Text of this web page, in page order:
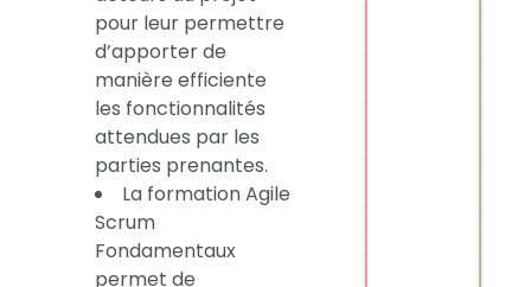
pour leur permettre
d’apporter de
manière efficiente
les fonctionnalités
attendues par les
parties prenantes.
La formation Agile
Scrum
Fondamentaux
permet de